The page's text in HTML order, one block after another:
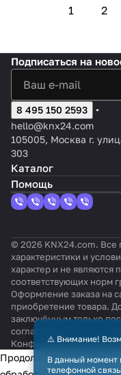
1 2
Подписаться на
8 495 150 2593
hello@knx24.com
105005, Москва г.
303
Каталог
Помощь
© 2026 KNX24.com. Все
характеристики и
характер и не являются
соответствующих норм
Оформление заказа на
приобретение товара.
заключённым только
согласования всех
Конфиденциальность
⚠️ Внимание!
В данный момент
телефонной
Продолжая